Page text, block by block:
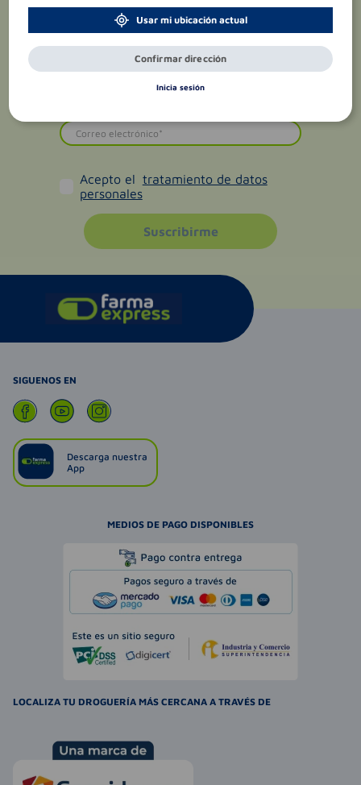
Acepto el tratamiento de datos
personales
Suscribirme
SIGUENOS EN
Descarga nuestra
App
MEDIOS DE PAGO DISPONIBLES
LOCALIZA TU DROGUERÍA MÁS CERCANA A TRAVÉS DE
Usar mi ubicación actual
Confirmar dirección
Inicia sesión